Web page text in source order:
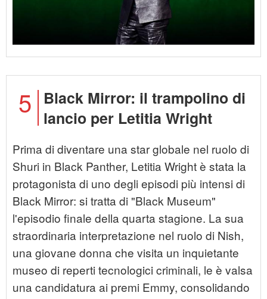
5
Black Mirror: il trampolino di
lancio per Letitia Wright
Prima di diventare una star globale nel ruolo di
Shuri in Black Panther, Letitia Wright è stata la
protagonista di uno degli episodi più intensi di
Black Mirror: si tratta di "Black Museum"
l'episodio finale della quarta stagione. La sua
straordinaria interpretazione nel ruolo di Nish,
una giovane donna che visita un inquietante
museo di reperti tecnologici criminali, le è valsa
una candidatura ai premi Emmy, consolidando